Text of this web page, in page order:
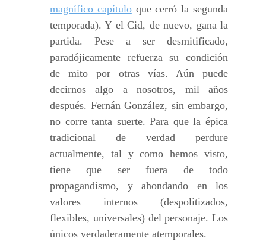
magnífico capítuloque cerró la segunda
temporada). Y el Cid, de nuevo, gana la
partida. Pese a ser desmitificado,
paradójicamente refuerza su condición
de mito por otras vías. Aún puede
decirnos algo a nosotros, mil años
después. Fernán González, sin embargo,
no corre tanta suerte. Para que la épica
tradicional de verdad perdure
actualmente, tal y como hemos visto,
tiene que ser fuera de todo
propagandismo, y ahondando en los
valores internos (despolitizados,
flexibles, universales) del personaje. Los
únicos verdaderamente atemporales.